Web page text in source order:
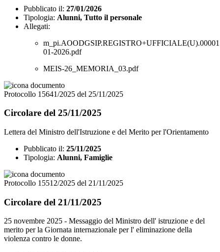
Pubblicato il: 27/01/2026
Tipologia: Alunni, Tutto il personale
Allegati:
01-2026.pdf
MEIS-26_MEMORIA_03.pdf
Protocollo 15641/2025 del 25/11/2025
Circolare del 25/11/2025
Lettera del Ministro dell'Istruzione e del Merito per l'Orientamento
Pubblicato il: 25/11/2025
Tipologia: Alunni, Famiglie
Protocollo 15512/2025 del 21/11/2025
Circolare del 21/11/2025
25 novembre 2025 - Messaggio del Ministro dell' istruzione e del
merito per la Giornata internazionale per l' eliminazione della
violenza contro le donne.